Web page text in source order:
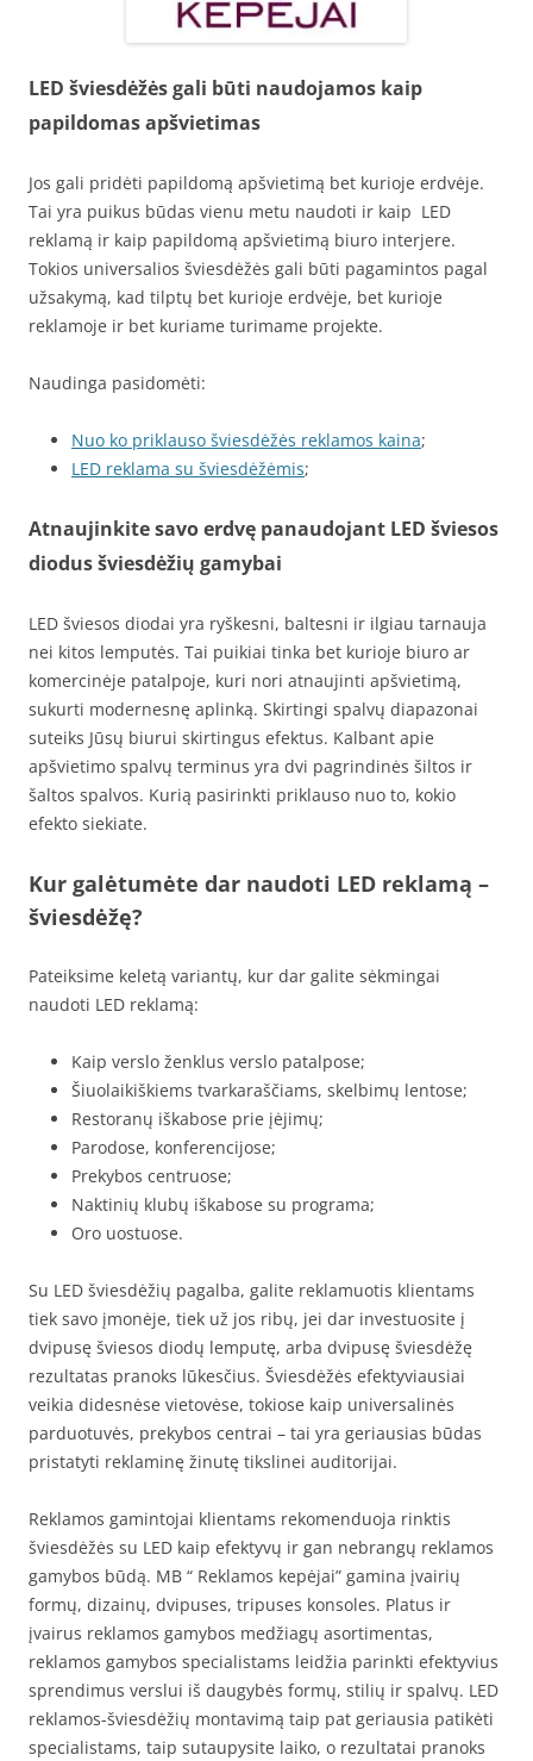
LED šviesdėžės gali būti naudojamos kaip
papildomas apšvietimas
Jos gali pridėti papildomą apšvietimą bet kurioje erdvėje.
Tai yra puikus būdas vienu metu naudoti ir kaip LED
reklamą ir kaip papildomą apšvietimą biuro interjere.
Tokios universalios šviesdėžės gali būti pagamintos pagal
užsakymą, kad tilptų bet kurioje erdvėje, bet kurioje
reklamoje ir bet kuriame turimame projekte.
Naudinga pasidomėti:
Nuo ko priklauso šviesdėžės reklamos kaina;
LED reklama su šviesdėžėmis;
Atnaujinkite savo erdvę panaudojant LED šviesos
diodus šviesdėžių gamybai
LED šviesos diodai yra ryškesni, baltesni ir ilgiau tarnauja
nei kitos lemputės. Tai puikiai tinka bet kurioje biuro ar
komercinėje patalpoje, kuri nori atnaujinti apšvietimą,
sukurti modernesnę aplinką. Skirtingi spalvų diapazonai
suteiks Jūsų biurui skirtingus efektus. Kalbant apie
apšvietimo spalvų terminus yra dvi pagrindinės šiltos ir
šaltos spalvos. Kurią pasirinkti priklauso nuo to, kokio
efekto siekiate.
Kur galėtumėte dar naudoti LED reklamą –
šviesdėžę?
Pateiksime keletą variantų, kur dar galite sėkmingai
naudoti LED reklamą:
Kaip verslo ženklus verslo patalpose;
Šiuolaikiškiems tvarkaraščiams, skelbimų lentose;
Restoranų iškabose prie įėjimų;
Parodose, konferencijose;
Prekybos centruose;
Naktinių klubų iškabose su programa;
Oro uostuose.
Su LED šviesdėžių pagalba, galite reklamuotis klientams
tiek savo įmonėje, tiek už jos ribų, jei dar investuosite į
dvipusę šviesos diodų lemputę, arba dvipusę šviesdėžę
rezultatas pranoks lūkesčius. Šviesdėžės efektyviausiai
veikia didesnėse vietovėse, tokiose kaip universalinės
parduotuvės, prekybos centrai – tai yra geriausias būdas
pristatyti reklaminę žinutę tikslinei auditorijai.
Reklamos gamintojai klientams rekomenduoja rinktis
šviesdėžės su LED kaip efektyvų ir gan nebrangų reklamos
gamybos būdą. MB “ Reklamos kepėjai” gamina įvairių
formų, dizainų, dvipuses, tripuses konsoles. Platus ir
įvairus reklamos gamybos medžiagų asortimentas,
reklamos gamybos specialistams leidžia parinkti efektyvius
sprendimus verslui iš daugybės formų, stilių ir spalvų. LED
reklamos-šviesdėžių montavimą taip pat geriausia patikėti
specialistams, taip sutaupysite laiko, o rezultatai pranoks